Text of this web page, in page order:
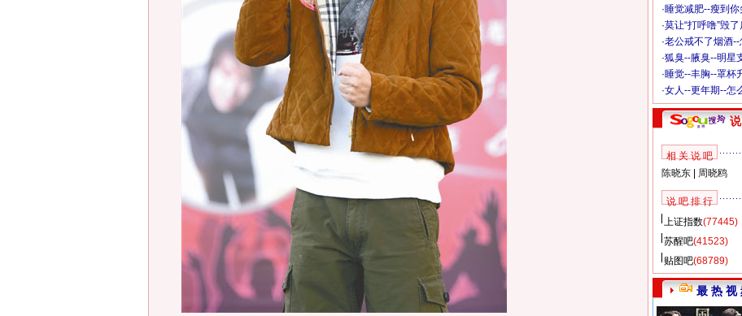
·睡觉减肥--瘦到
·莫让“打呼噜”毁
·老公戒不了烟酒--
·狐臭--腋臭--明星
·睡觉--丰胸--罩杯
·女人--更年期--怎
相 关 说 吧
陈晓东| 周晓鸥
说 吧 排 行
上证指数(77445)
苏醒吧(41523)
贴图吧(68789)
最 热 视